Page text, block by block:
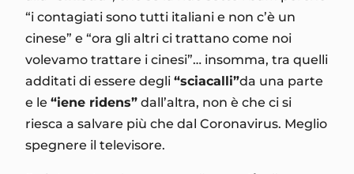
“i contagiati sono tutti italiani e non c’è un
cinese” e “ora gli altri ci trattano come noi
volevamo trattare i cinesi”… insomma, tra quelli
additati di essere degli “sciacalli”da una parte
e le “iene ridens” dall’altra, non è che ci si
riesca a salvare più che dal Coronavirus. Meglio
spegnere il televisore.